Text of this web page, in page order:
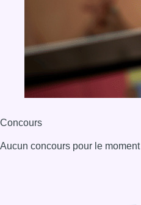
Concours
Aucun concours pour le moment